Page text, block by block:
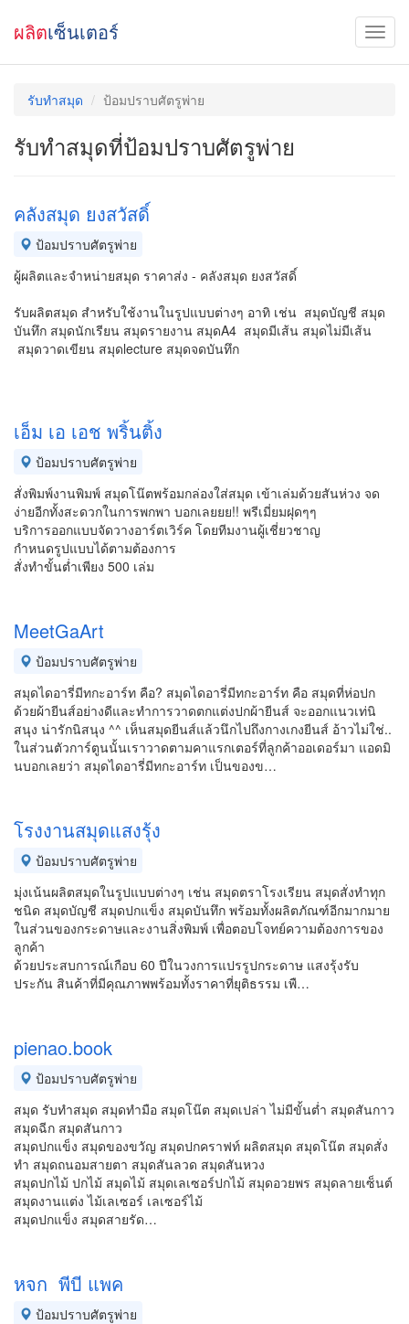
ผลิตเซ็นเตอร์
รับทำสมุด ป้อมปราบศัตรูพ่าย
รับทำสมุดที่ป้อมปราบศัตรูพ่าย
คลังสมุด ยงสวัสดิ์
ป้อมปราบศัตรูพ่าย
ผู้ผลิตและจำหน่ายสมุด ราคาส่ง - คลังสมุด ยงสวัสดิ์
รับผลิตสมุด สำหรับใช้งานในรูปแบบต่างๆ อาทิ เช่น สมุดบัญชี สมุด
บันทึก สมุดนักเรียน สมุดรายงาน สมุดA4 สมุดมีเส้น สมุดไม่มีเส้น
สมุดวาดเขียน สมุดlecture สมุดจดบันทึก
เอ็ม เอ เอช พริ้นติ้ง
ป้อมปราบศัตรูพ่าย
สั่งพิมพ์งานพิมพ์ สมุดโน๊ตพร้อมกล่องใส่สมุด เข้าเล่มด้วยสันห่วง จด
ง่ายอีกทั้งสะดวกในการพกพา บอกเลยยย!! พรีเมี่ยมฝุดๆๆ
บริการออกแบบจัดวางอาร์ตเวิร์ค โดยทีมงานผู้เชี่ยวชาญ
กำหนดรูปแบบได้ตามต้องการ
สั่งทำขั้นต่ำเพียง 500 เล่ม
MeetGaArt
ป้อมปราบศัตรูพ่าย
สมุดไดอารี่มีทกะอาร์ท คือ? สมุดไดอารี่มีทกะอาร์ท คือ สมุดที่ห่อปก
ด้วยผ้ายีนส์อย่างดีและทำการวาดตกแต่งปกผ้ายีนส์ จะออกแนวเท่นิ
สนุง น่ารักนิสนุง ^^ เห็นสมุดยีนส์แล้วนึกไปถึงกางเกงยีนส์ อ้าวไม่ใช่..
ในส่วนตัวการ์ตูนนั้นเราวาดตามคาแรกเตอร์ที่ลูกค้าออเดอร์มา แอดมิ
นบอกเลยว่า สมุดไดอารี่มีทกะอาร์ท เป็นของข…
โรงงานสมุดแสงรุ้ง
ป้อมปราบศัตรูพ่าย
มุ่งเน้นผลิตสมุดในรูปแบบต่างๆ เช่น สมุดตราโรงเรียน สมุดสั่งทำทุก
ชนิด สมุดบัญชี สมุดปกแข็ง สมุดบันทึก พร้อมทั้งผลิตภัณฑ์อีกมากมาย
ในส่วนของกระดาษและงานสิ่งพิมพ์ เพื่อตอบโจทย์ความต้องการของ
ลูกค้า
ด้วยประสบการณ์เกือบ 60 ปีในวงการแปรรูปกระดาษ แสงรุ้งรับ
ประกัน สินค้าที่มีคุณภาพพร้อมทั้งราคาที่ยุติธรรม เพื…
pienao.book
ป้อมปราบศัตรูพ่าย
สมุด รับทำสมุด สมุดทำมือ สมุดโน๊ต สมุดเปล่า ไม่มีขั้นต่ำ สมุดสันกาว
สมุดฉีก สมุดสันกาว
สมุดปกแข็ง สมุดของขวัญ สมุดปกคราฟท์ ผลิตสมุด สมุดโน๊ต สมุดสั่ง
ทำ สมุดถนอมสายตา สมุดสันลวด สมุดสันหวง
สมุดปกไม้ ปกไม้ สมุดไม้ สมุดเลเซอร์ปกไม้ สมุดอวยพร สมุดลายเซ็นต์
สมุดงานแต่ง ไม้เลเซอร์ เลเซอร์ไม้
สมุดปกแข็ง สมุดสายรัด…
หจก พีบี แพค
ป้อมปราบศัตรูพ่าย